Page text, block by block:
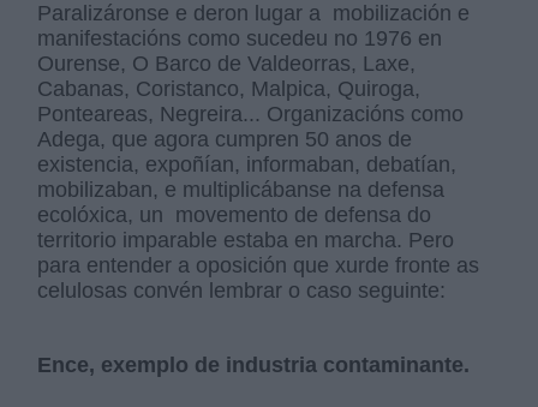
Paralizáronse e deron lugar a mobilización e
manifestacións como sucedeu no 1976 en
Ourense, O Barco de Valdeorras, Laxe,
Cabanas, Coristanco, Malpica, Quiroga,
Ponteareas, Negreira... Organizacións como
Adega, que agora cumpren 50 anos de
existencia, expoñían, informaban, debatían,
mobilizaban, e multiplicábanse na defensa
ecolóxica, un movemento de defensa do
territorio imparable estaba en marcha. Pero
para entender a oposición que xurde fronte as
celulosas convén lembrar o caso seguinte:
Ence, exemplo de industria contaminante.